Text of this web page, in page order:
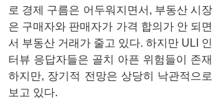
로 경제 구름은 어두워지면서, 부동산 시장
은 구매자와 판매자가 가격 합의가 안 되면
서 부동산 거래가 줄고 있다. 하지만 ULI 인
터뷰 응답자들은 골치 아픈 위험들이 존재
하지만, 장기적 전망은 상당히 낙관적으로
보고 있다.